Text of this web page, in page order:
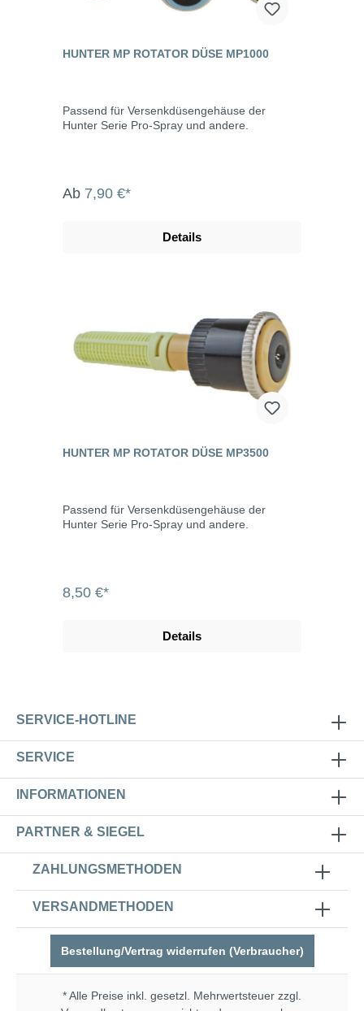
HUNTER MP ROTATOR DÜSE MP1000
Passend für Versenkdüsengehäuse der
Hunter Serie Pro-Spray und andere.
Ab 7,90 €*
Details
HUNTER MP ROTATOR DÜSE MP3500
Passend für Versenkdüsengehäuse der
Hunter Serie Pro-Spray und andere.
8,50 €*
Details
SERVICE-HOTLINE
SERVICE
INFORMATIONEN
PARTNER & SIEGEL
ZAHLUNGSMETHODEN
VERSANDMETHODEN
Bestellung/Vertrag widerrufen (Verbraucher)
* Alle Preise inkl. gesetzl. Mehrwertsteuer zzgl.